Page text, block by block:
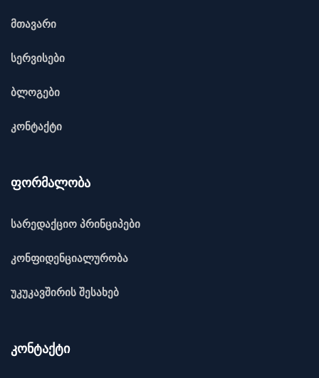
მთავარი
სერვისები
ბლოგები
კონტაქტი
ფორმალობა
სარედაქციო პრინციპები
კონფიდენციალურობა
უკუკავშირის შესახებ
კონტაქტი